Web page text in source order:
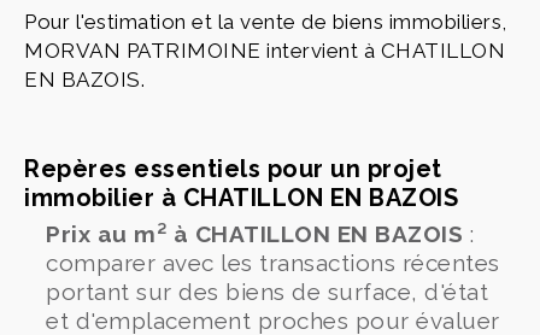
Pour l'estimation et la vente de biens immobiliers,
MORVAN PATRIMOINE intervient à CHATILLON
EN BAZOIS.
Repères essentiels pour un projet
immobilier à CHATILLON EN BAZOIS
Prix au m² à CHATILLON EN BAZOIS :
comparer avec les transactions récentes
portant sur des biens de surface, d'état
et d'emplacement proches pour évaluer